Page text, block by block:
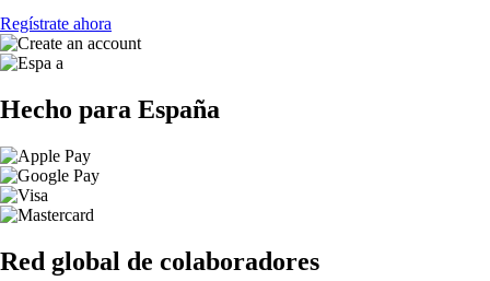
Regístrate ahora
Hecho para España
Red global de colaboradores